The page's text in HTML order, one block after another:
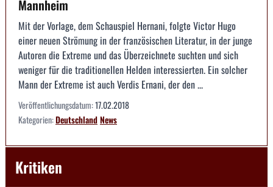
Mannheim
Mit der Vorlage, dem Schauspiel Hernani, folgte Victor Hugo
einer neuen Strömung in der französischen Literatur, in der junge
Autoren die Extreme und das Überzeichnete suchten und sich
weniger für die traditionellen Helden interessierten. Ein solcher
Mann der Extreme ist auch Verdis Ernani, der den ...
Veröffentlichungsdatum:17.02.2018
Kategorien:DeutschlandNews
Kritiken